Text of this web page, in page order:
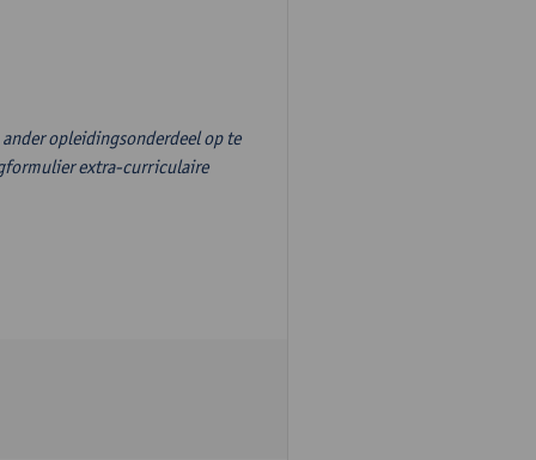
opleidingsonderdeel op te
extra-curriculaire